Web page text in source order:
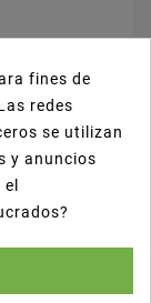
fines de
redes
se utilizan
y anuncios